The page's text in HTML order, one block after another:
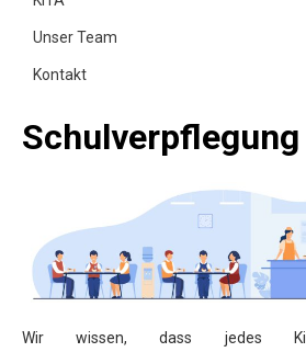
Unser Team
Kontakt
Schulverpflegung
Wir wissen, dass jedes